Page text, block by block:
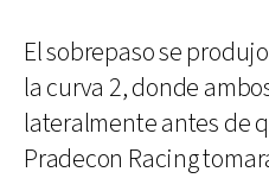
El sobrepaso se
la curva 2, donde
lateralmente antes de
Pradecon Racing